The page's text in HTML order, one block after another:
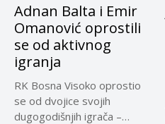
Adnan Balta i Emir
Omanović oprostili
se od aktivnog
igranja
RK Bosna Visoko oprostio
se od dvojice svojih
dugogodišnjih igrača –